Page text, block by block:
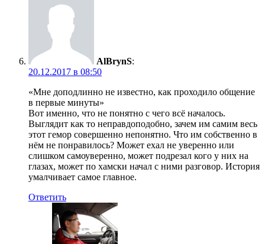
AlBrynS:
20.12.2017 в 08:50
«Мне доподлинно не известно, как проходило общение
в первые минуты»
Вот именно, что не понятно с чего всё началось.
Выглядит как то неправдоподобно, зачем им самим весь
этот гемор совершенно непонятно. Что им собственно в
нём не понравилось? Может ехал не уверенно или
слишком самоуверенно, может подрезал кого у них на
глазах, может по хамски начал с ними разговор. История
умалчивает самое главное.
Ответить